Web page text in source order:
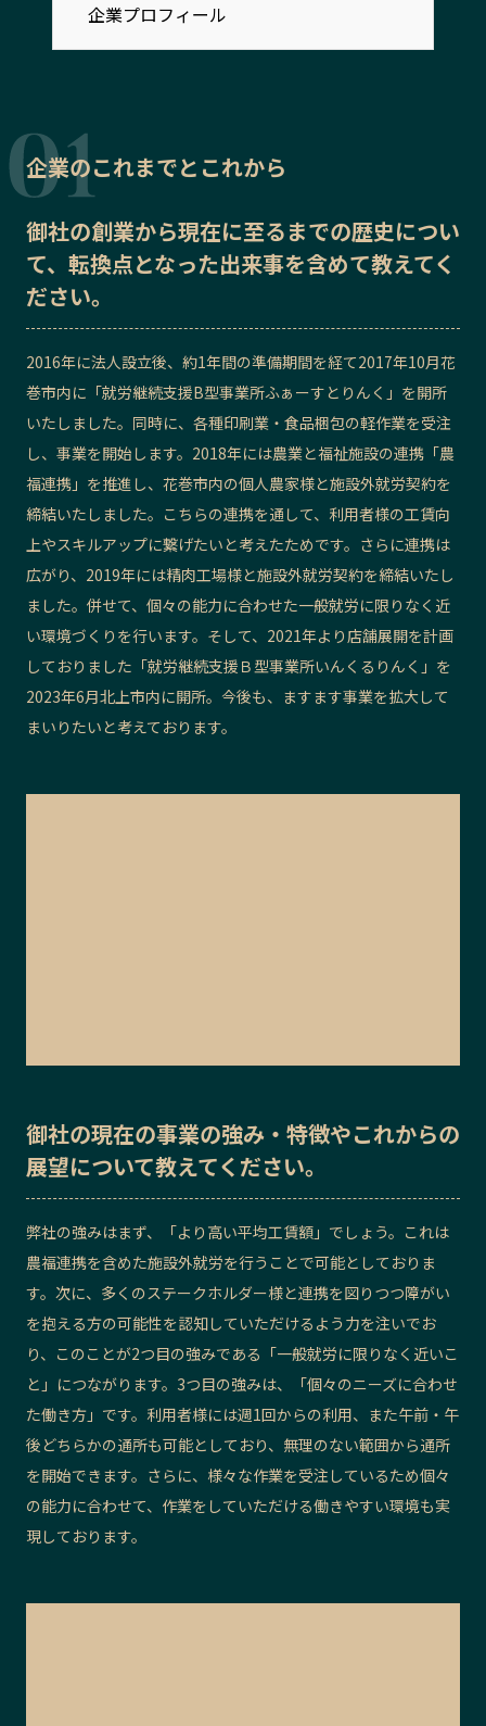
MILCプロジェクト
地域豆知識
Sporkle
「人」から探す
記事ライター
お問い合わせ 会社概要
企業プロフィール
企業のこれまでとこれから
御社の創業から現在に至るまでの歴史につい
て、転換点となった出来事を含めて教えてく
ださい。
2016年に法人設立後、約1年間の準備期間を経て2017年10月花
巻市内に「就労継続支援B型事業所ふぁーすとりんく」を開所
いたしました。同時に、各種印刷業・食品梱包の軽作業を受注
し、事業を開始します。2018年には農業と福祉施設の連携「農
福連携」を推進し、花巻市内の個人農家様と施設外就労契約を
締結いたしました。こちらの連携を通して、利用者様の工賃向
上やスキルアップに繋げたいと考えたためです。さらに連携は
広がり、2019年には精肉工場様と施設外就労契約を締結いたし
ました。併せて、個々の能力に合わせた一般就労に限りなく近
い環境づくりを行います。そして、2021年より店舗展開を計画
しておりました「就労継続支援Ｂ型事業所いんくるりんく」を
2023年6月北上市内に開所。今後も、ますます事業を拡大して
まいりたいと考えております。
御社の現在の事業の強み・特徴やこれからの
展望について教えてください。
弊社の強みはまず、「より高い平均工賃額」でしょう。これは
農福連携を含めた施設外就労を行うことで可能としておりま
す。次に、多くのステークホルダー様と連携を図りつつ障がい
を抱える方の可能性を認知していただけるよう力を注いでお
り、このことが2つ目の強みである「一般就労に限りなく近いこ
と」につながります。3つ目の強みは、「個々のニーズに合わせ
た働き方」です。利用者様には週1回からの利用、また午前・午
後どちらかの通所も可能としており、無理のない範囲から通所
を開始できます。さらに、様々な作業を受注しているため個々
の能力に合わせて、作業をしていただける働きやすい環境も実
現しております。